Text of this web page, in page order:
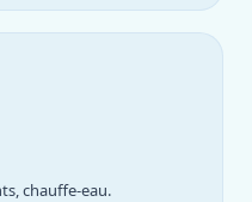
chauffe-eau.